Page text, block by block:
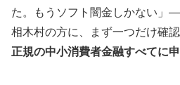
た。もうソフト闇金しかない」
相木村の方に、まず一つだけ確
正規の中小消費者金融すべてに